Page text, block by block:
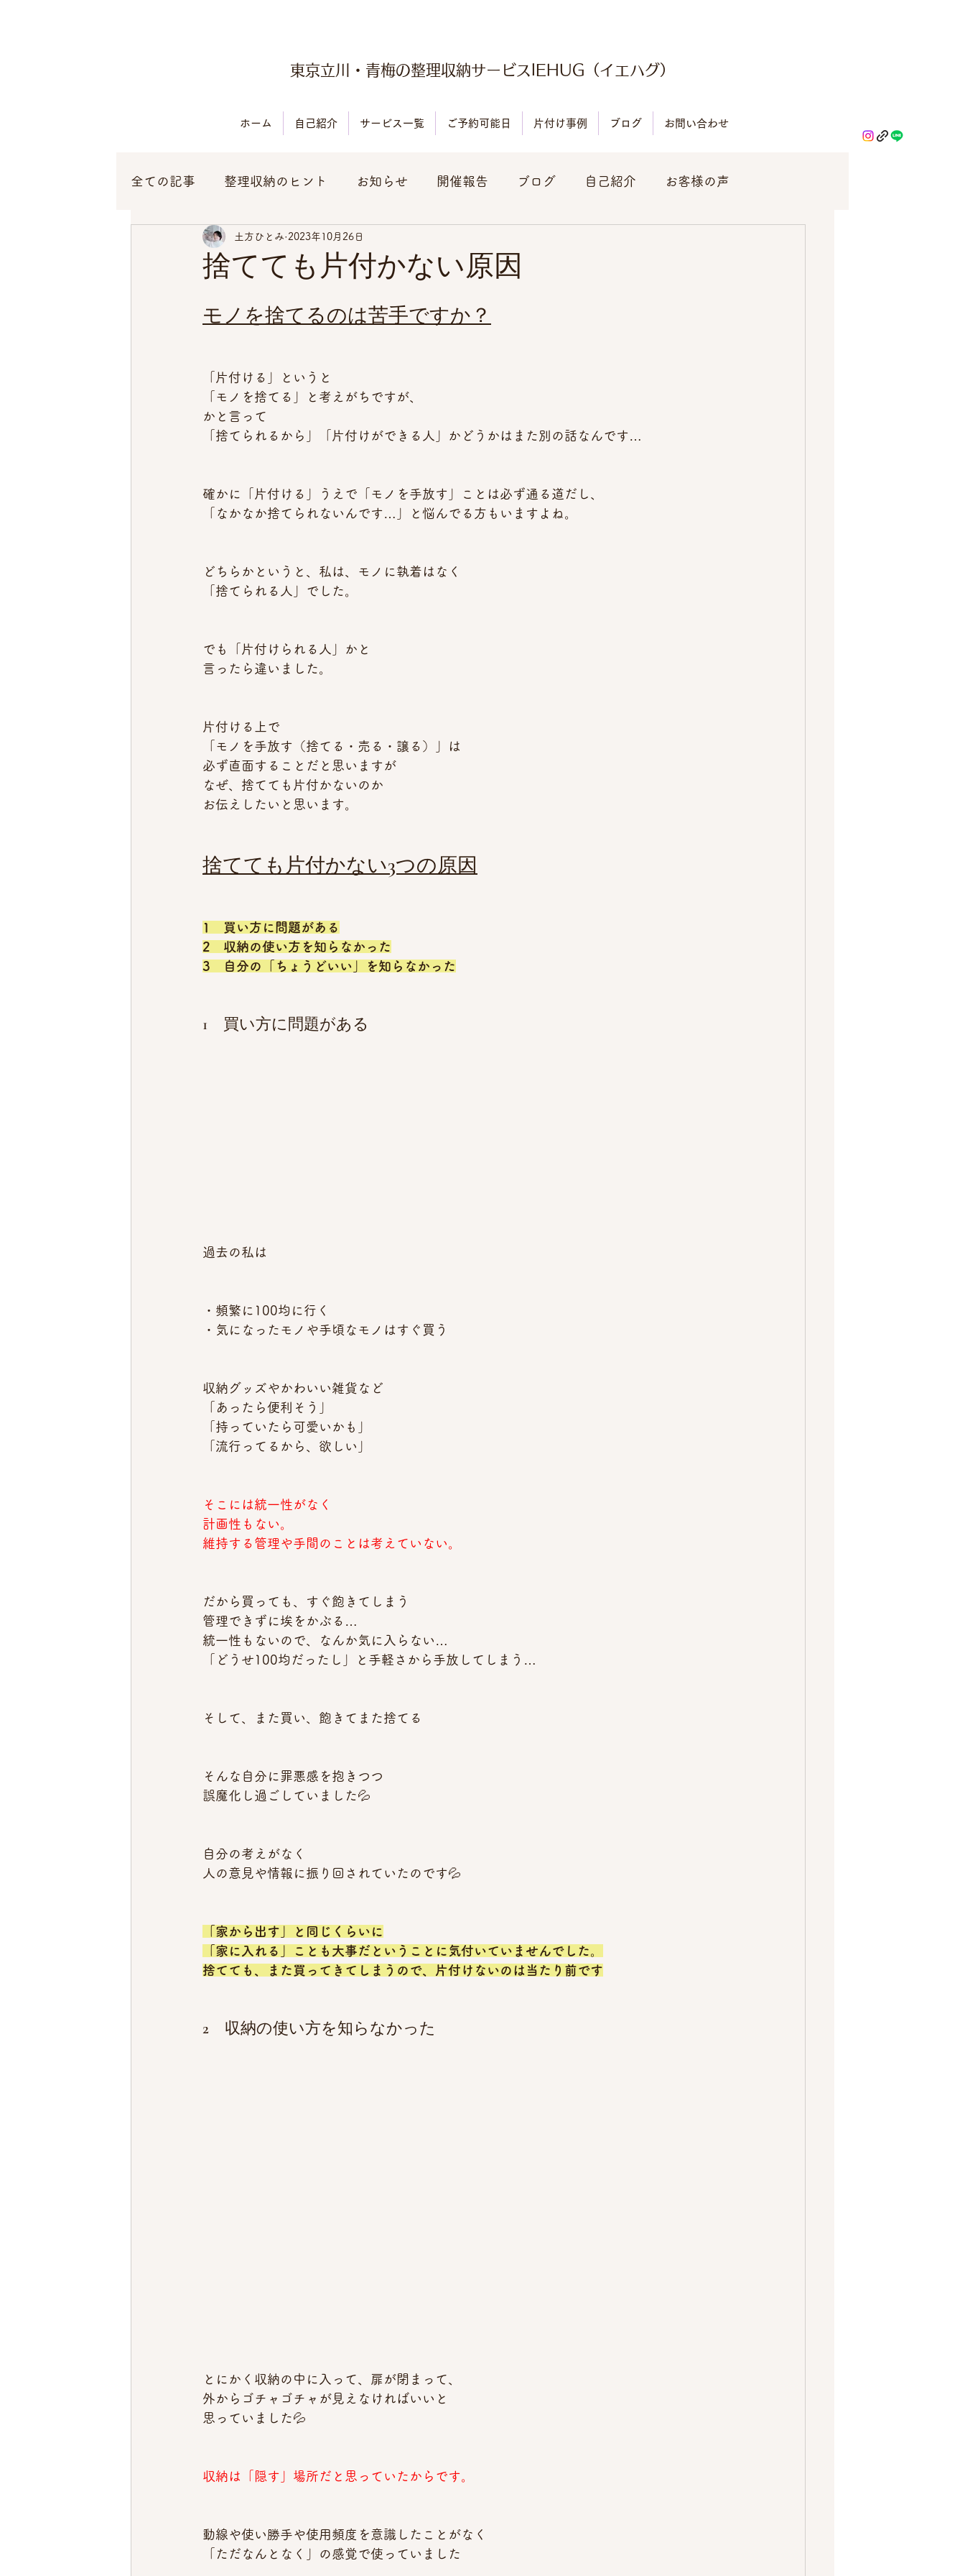
東京立川・青梅の整理収納サービスIEHUG（イエハグ）
ホーム 自己紹介 サービス一覧 ご予約可能日 片付け事例 ブログ お問い合わせ
全ての記事 整理収納のヒント お知らせ 開催報告 ブログ 自己紹介 お客様の声
お役立ち情報
捨てても片付かない原因
土方ひとみ 2023年10月26日
モノを捨てるのは苦手ですか？
「片付ける」というと
「モノを捨てる」と考えがちですが、
かと言って
「捨てられるから」「片付けができる人」かどうかはまた別の話なんです…
確かに「片付ける」うえで「モノを手放す」ことは必ず通る道だし、
「なかなか捨てられないんです…」と悩んでる方もいますよね。
どちらかというと、私は、モノに執着はなく
「捨てられる人」でした。
でも「片付けられる人」かと
言ったら違いました。
片付ける上で
「モノを手放す（捨てる・売る・譲る）」は
必ず直面することだと思いますが
なぜ、捨てても片付かないのか
お伝えしたいと思います。
捨てても片付かない3つの原因
1　買い方に問題がある
2　収納の使い方を知らなかった
3　自分の「ちょうどいい」を知らなかった
1　買い方に問題がある
過去の私は
・頻繁に100均に行く
・気になったモノや手頃なモノはすぐ買う
収納グッズやかわいい雑貨など
「あったら便利そう」
「持っていたら可愛いかも」
「流行ってるから、欲しい」
そこには統一性がなく
計画性もない。
維持する管理や手間のことは考えていない。
だから買っても、すぐ飽きてしまう
管理できずに埃をかぶる…
統一性もないので、なんか気に入らない…
「どうせ100均だったし」と手軽さから手放してしまう…
そして、また買い、飽きてまた捨てる
そんな自分に罪悪感を抱きつつ
誤魔化し過ごしていました💦
自分の考えがなく
人の意見や情報に振り回されていたのです💦
「家から出す」と同じくらいに
「家に入れる」ことも大事だということに気付いていませんでした。
捨てても、また買ってきてしまうので、片付けないのは当たり前です
2　収納の使い方を知らなかった
とにかく収納の中に入って、扉が閉まって、
外からゴチャゴチャが見えなければいいと
思っていました💦
収納は「隠す」場所だと思っていたからです。
動線や使い勝手や使用頻度を意識したことがなく
「ただなんとなく」の感覚で使っていました